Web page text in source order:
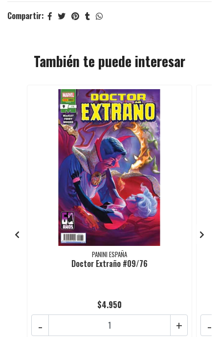
Compartir:
También te puede interesar
PANINI ESPAÑA
Doctor Extraño #09/76
$4.950
+
- -